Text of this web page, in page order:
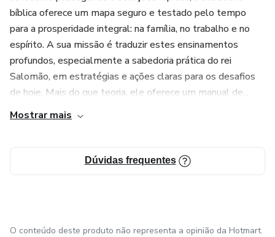
bíblica oferece um mapa seguro e testado pelo tempo
para a prosperidade integral: na família, no trabalho e no
espírito. A sua missão é traduzir estes ensinamentos
profundos, especialmente a sabedoria prática do rei
Salomão, em estratégias e ações claras para os desafios
de hoje. Mais do que teoria, ele oferece um manual de...
Mostrar mais
Dúvidas frequentes
O conteúdo deste produto não representa a opinião da Hotmart.